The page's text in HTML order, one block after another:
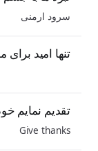
سرود ارمنی
تنها امید
تقدیم نمایم
Give thanks